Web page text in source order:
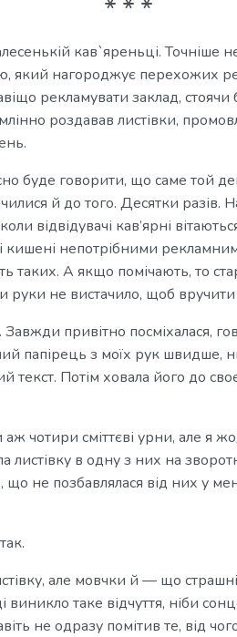
кав`яреньці. Точніше
який нагороджує перехожих
рекламувати заклад, стоячи
роздавав листівки,
буде говорити, що саме той
й до того. Десятки разів.
відвідувачі кав’ярні
кишені непотрібними
таких. А якщо помічають, то
руки не вистачило, щоб вручити
привітно посміхалася,
папірець з моїх рук швидше,
текст. Потім ховала його до
чотири сміттєві урни, але я
листівку в одну з них на
що не позбавлялася від них у
але мовчки й — що
виникло таке відчуття, ніби
не одразу помітив те, від